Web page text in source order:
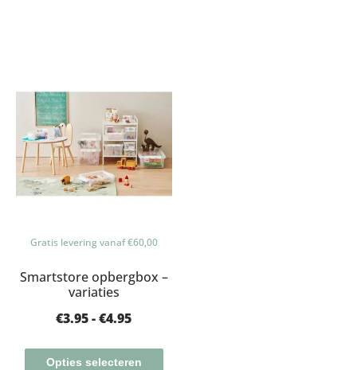
Gratis levering vanaf €60,00
Smartstore opbergbox –
variaties
€3.95 - €4.95
Opties selecteren